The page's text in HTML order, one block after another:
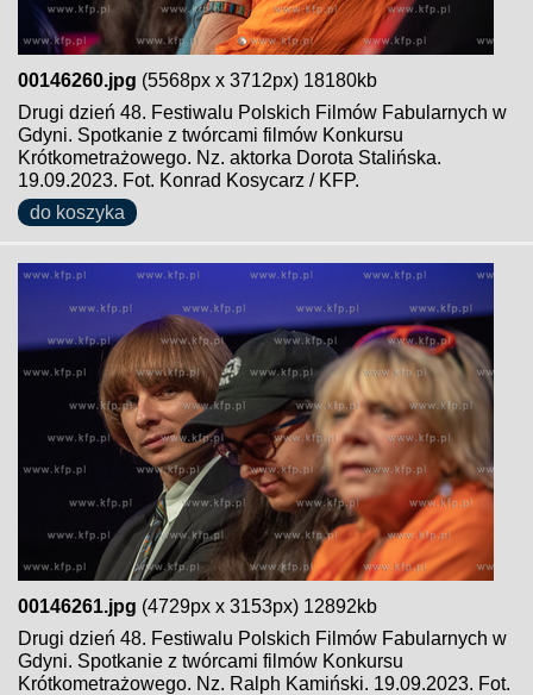
00146260.jpg (5568px x 3712px) 18180kb
Drugi dzień 48. Festiwalu Polskich Filmów Fabularnych w
Gdyni. Spotkanie z twórcami filmów Konkursu
Krótkometrażowego. Nz. aktorka Dorota Stalińska.
19.09.2023. Fot. Konrad Kosycarz / KFP.
do koszyka
00146261.jpg (4729px x 3153px) 12892kb
Drugi dzień 48. Festiwalu Polskich Filmów Fabularnych w
Gdyni. Spotkanie z twórcami filmów Konkursu
Krótkometrażowego. Nz. Ralph Kamiński. 19.09.2023. Fot.